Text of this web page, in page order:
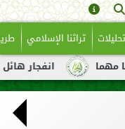
تراثنا الإسلامي
انفجار هائل لناقلة نفط